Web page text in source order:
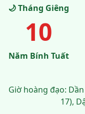
🌙 Tháng Giêng
10
Năm Bính Tuất
Giờ hoàng đạo: Dần
17),